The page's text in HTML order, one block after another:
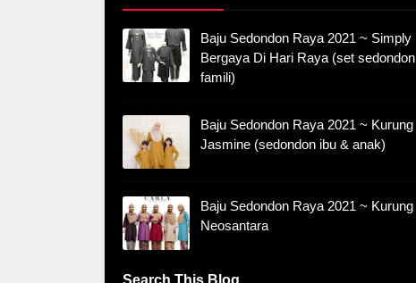
Baju Sedondon Raya 2021 ~ Simply
Bergaya Di Hari Raya (set sedondon
famili)
Baju Sedondon Raya 2021 ~ Kurung
Jasmine (sedondon ibu & anak)
Baju Sedondon Raya 2021 ~ Kurung
Neosantara
Search This Blog